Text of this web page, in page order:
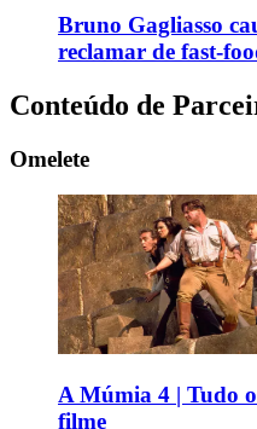
Bruno Gagliasso
reclamar de fast-
Conteúdo de
Omelete
A Múmia 4 | Tudo
filme